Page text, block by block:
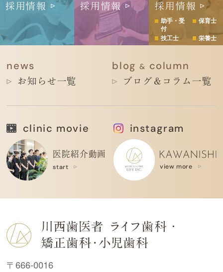
採用情報 採用情報 採用情報
助手・受
付
保育士
技工士 栄養士
news
お知らせ一覧
blog& column
ブログ＆コラム一覧
clinic movie
医院紹介動画
start
instagram
view more
〒666-0016